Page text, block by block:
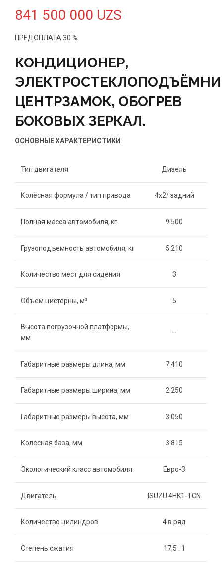
841 500 000 UZS
ПРЕДОПЛАТА 30 %
КОНДИЦИОНЕР,
ЦЕНТРЗАМОК, ОБОГРЕВ
БОКОВЫХ ЗЕРКАЛ.
ОСНОВНЫЕ ХАРАКТЕРИСТИКИ
Тип двигателя Дизель
Колёсная формула / тип привода 4х2/ задний
Полная масса автомобиля, кг 9 500
Грузоподъемность автомобиля, кг 5 210
Количество мест для сидения 3
Объем цистерны, м³ 5
Высота погрузочной платформы,
мм
—
Габаритные размеры длина, мм 7 410
Габаритные размеры ширина, мм 2 250
Габаритные размеры высота, мм 3 050
Колесная база, мм 3 815
Экологический класс автомобиля Евро-3
Двигатель ISUZU 4HK1-TCN
Количество цилиндров 4 в ряд
Степень сжатия 17,5 : 1